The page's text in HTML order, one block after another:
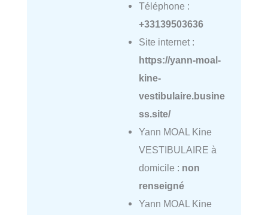
Téléphone :
+33139503636
Site internet :
https://yann-moal-
kine-
vestibulaire.busine
ss.site/
Yann MOAL Kine
VESTIBULAIRE à
domicile : non
renseigné
Yann MOAL Kine